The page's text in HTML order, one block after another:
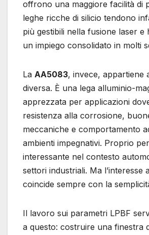
offrono una maggiore facilità di
leghe ricche di silicio tendono
più gestibili nella fusione laser
un impiego consolidato in molti
La AA5083, invece, appartiene
diversa. È una lega alluminio-
apprezzata per applicazioni
resistenza alla corrosione,
meccaniche e comportamento
ambienti impegnativi. Proprio
interessante nel contesto
settori industriali. Ma l’interesse
coincide sempre con la
Il lavoro sui parametri LPBF
a questo: costruire una finestra